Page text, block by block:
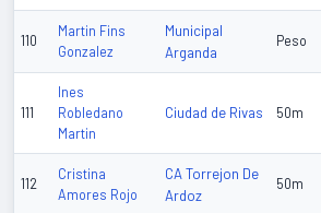
110
Martin Fins
Gonzalez
Municipal
Arganda
Peso
111
Ines
Robledano
Martin
Ciudad de Rivas 50m
112
Cristina
Amores Rojo
CA Torrejon De
Ardoz
50m